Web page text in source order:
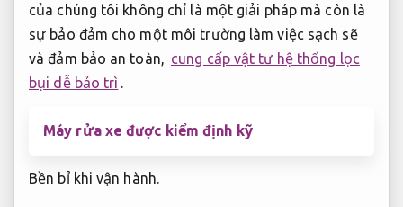
của chúng tôi không chỉ là một giải pháp mà còn là
sự bảo đảm cho một môi trường làm việc sạch sẽ
và đảm bảo an toàn, cung cấp vật tư hệ thống lọc
bụi dễ bảo trì .
Máy rửa xe được kiểm định kỹ
Bền bỉ khi vận hành.